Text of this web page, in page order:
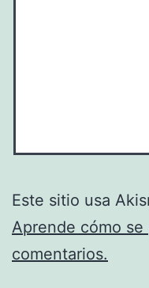
Este sitio usa
Aprende cómo
comentarios.